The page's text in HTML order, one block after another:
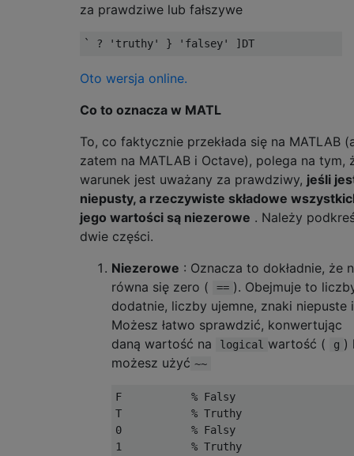
za prawdziwe lub fałszywe
Oto wersja online.
Co to oznacza w MATL
To, co faktycznie przekłada się na MATLAB
zatem na MATLAB i Octave), polega na tym,
warunek jest uważany za prawdziwy, jeśli
niepusty, a rzeczywiste składowe
jego wartości są niezerowe . Należy
dwie części.
Niezerowe : Oznacza to dokładnie, że
równa się zero (
== ). Obejmuje to
dodatnie, liczby ujemne, znaki niepuste
Możesz łatwo sprawdzić, konwertując
daną wartość na
logical wartość ( g )
możesz użyć ~~
F           % Falsy
T           % Truthy
0           % Falsy
1           % Truthy